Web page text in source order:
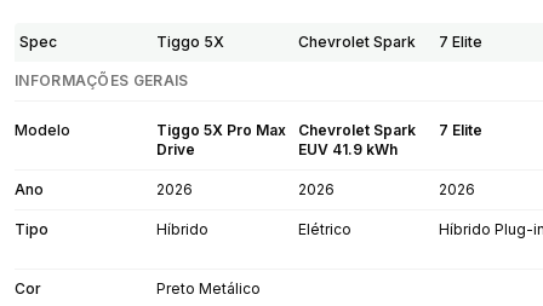
Spec Tiggo 5X Chevrolet Spark 7 Elite
INFORMAÇÕES GERAIS
Modelo
Tiggo 5X Pro Max
Drive
Chevrolet Spark
EUV 41.9 kWh
7 Elite
Ano 2026 2026 2026
Tipo Híbrido Elétrico Híbrido Plug-
Cor Preto Metálico